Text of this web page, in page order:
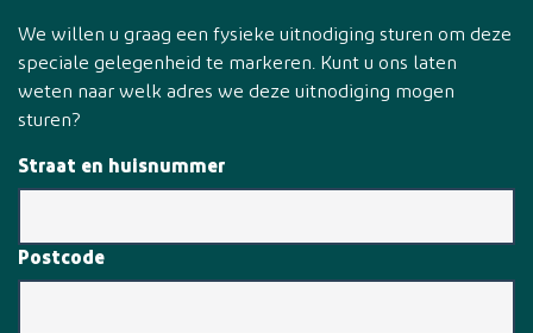
We willen u graag een fysieke uitnodiging sturen om deze
speciale gelegenheid te markeren. Kunt u ons laten
weten naar welk adres we deze uitnodiging mogen
sturen?
Straat en huisnummer
Postcode